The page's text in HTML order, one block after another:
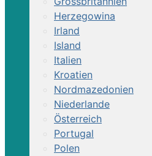
Herzegowina
Irland
Island
Italien
Kroatien
Nordmazedonien
Niederlande
Österreich
Portugal
Polen